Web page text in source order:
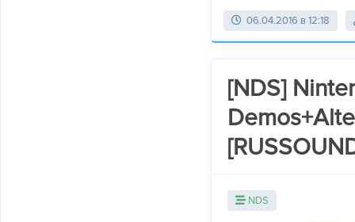
06.04.2016 в 12:18
[NDS]
NDS